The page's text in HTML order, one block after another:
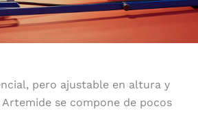
pero ajustable en altura y
se compone de pocos